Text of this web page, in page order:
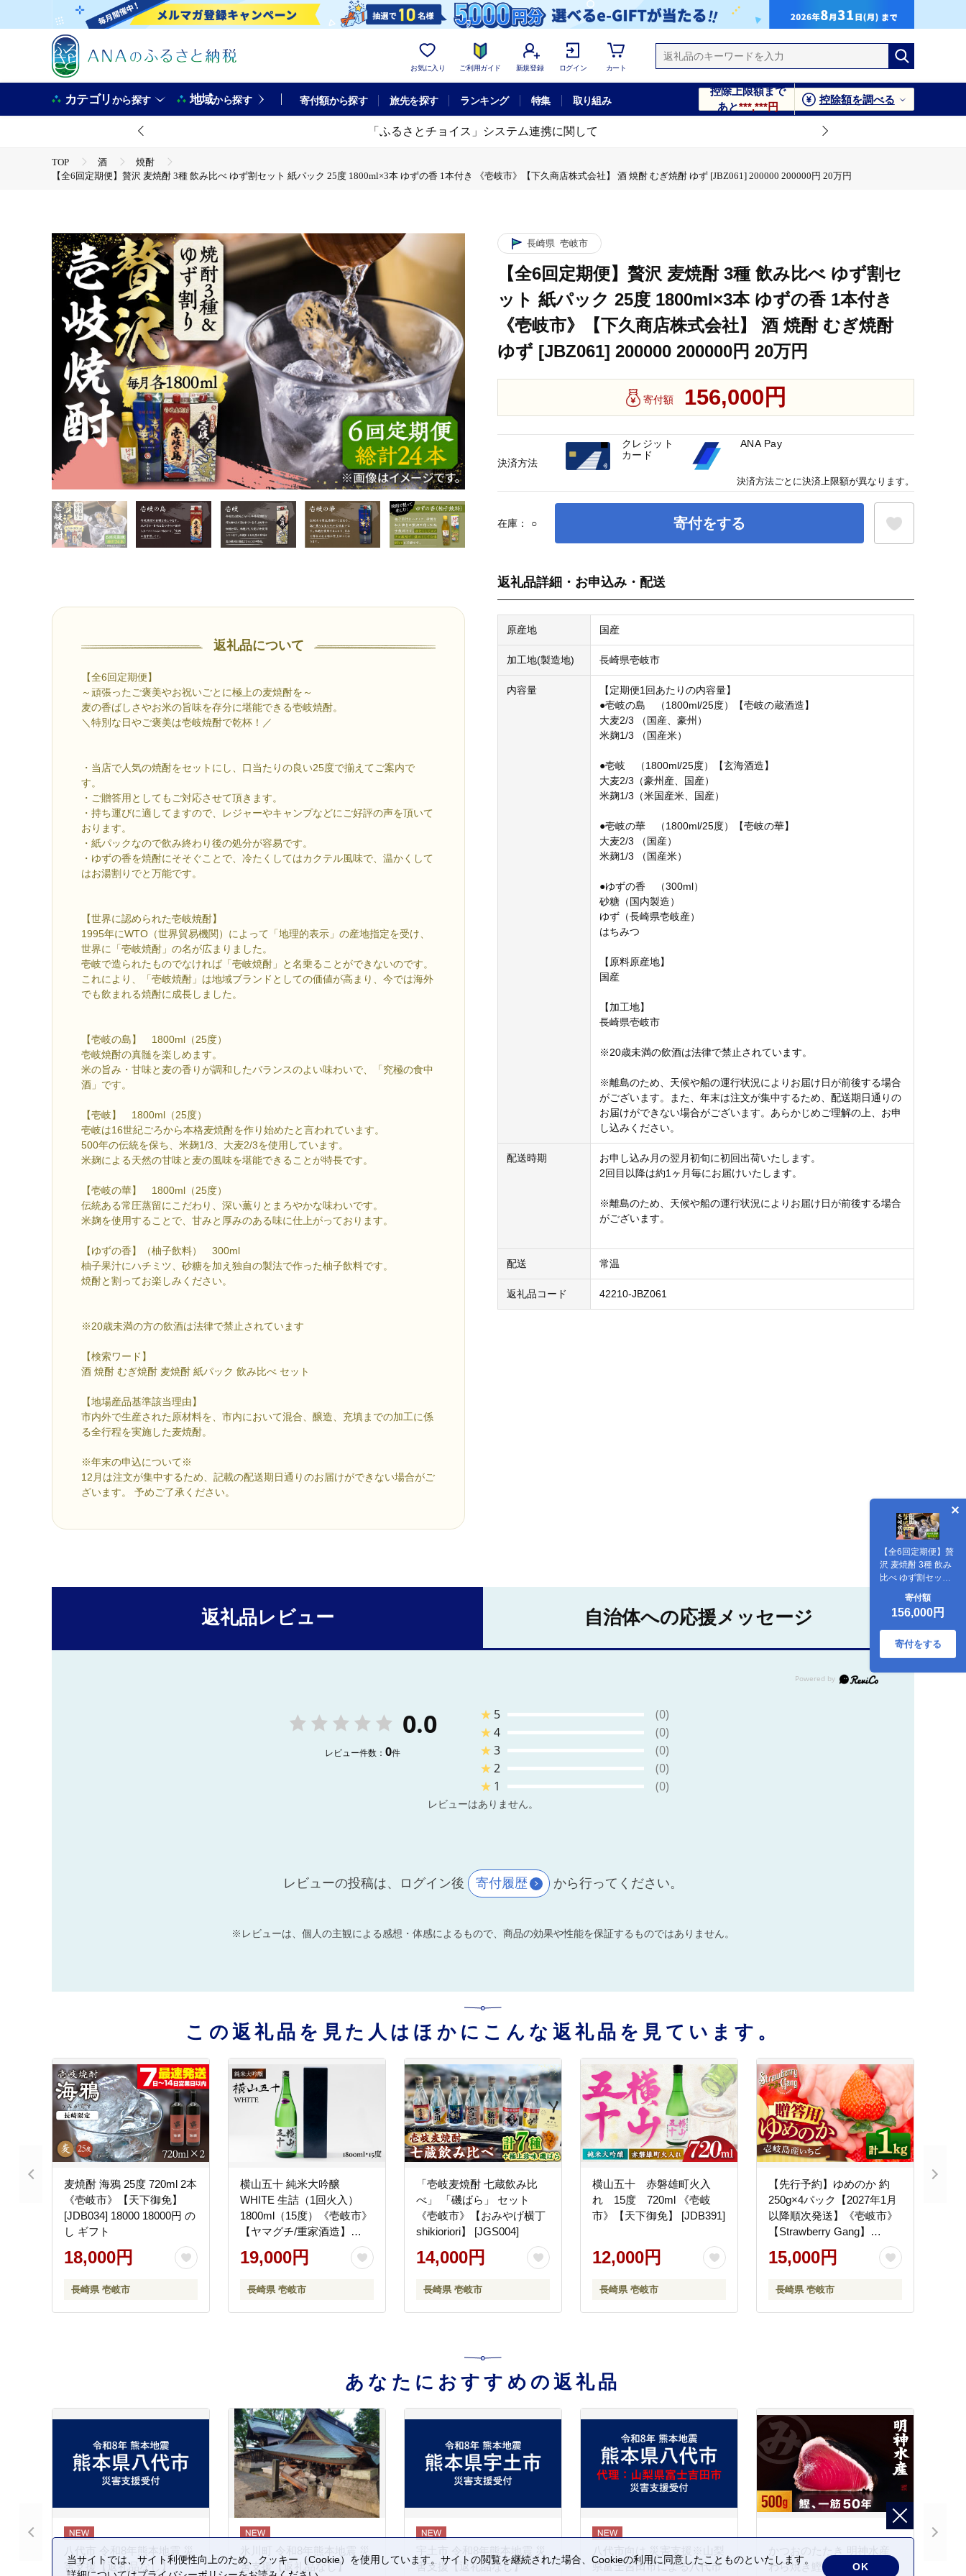
お気に入り ご利用ガイド 新規登録 ログイン カート
カテゴリから探す 地域から探す 寄付額から探す 旅先を探す ランキング 特集 取り組み
控除上限額まで
あと***,***円
控除額を調べる
「ふるさとチョイス」システム連携に関して
TOP 酒
焼酎
【全6回定期便】贅沢 麦焼酎 3種 飲み比べ ゆず割セット 紙パック 25度 1800ml×3本 ゆずの香 1本付き 《壱岐市》【下久商店株式会社】 酒 焼酎 むぎ焼酎 ゆず [JBZ061] 200000 200000円 20万円
返礼品について
【全6回定期便】
～頑張ったご褒美やお祝いごとに極上の麦焼酎を～
麦の香ばしさやお米の旨味を存分に堪能できる壱岐焼酎。
＼特別な日やご褒美は壱岐焼酎で乾杯！／
・当店で人気の焼酎をセットにし、口当たりの良い25度で揃えてご案内で
す。
・ご贈答用としてもご対応させて頂きます。
・持ち運びに適してますので、レジャーやキャンプなどにご好評の声を頂いて
おります。
・紙パックなので飲み終わり後の処分が容易です。
・ゆずの香を焼酎にそそぐことで、冷たくしてはカクテル風味で、温かくして
はお湯割りでと万能です。
【世界に認められた壱岐焼酎】
1995年にWTO（世界貿易機関）によって「地理的表示」の産地指定を受け、
世界に「壱岐焼酎」の名が広まりました。
壱岐で造られたものでなければ「壱岐焼酎」と名乗ることができないのです。
これにより、「壱岐焼酎」は地域ブランドとしての価値が高まり、今では海外
でも飲まれる焼酎に成長しました。
【壱岐の島】 1800ml（25度）
壱岐焼酎の真髄を楽しめます。
米の旨み・甘味と麦の香りが調和したバランスのよい味わいで、「究極の食中
酒」です。
【壱岐】 1800ml（25度）
壱岐は16世紀ごろから本格麦焼酎を作り始めたと言われています。
500年の伝統を保ち、米麹1/3、大麦2/3を使用しています。
米麹による天然の甘味と麦の風味を堪能できることが特長です。
【壱岐の華】 1800ml（25度）
伝統ある常圧蒸留にこだわり、深い薫りとまろやかな味わいです。
米麹を使用することで、甘みと厚みのある味に仕上がっております。
【ゆずの香】（柚子飲料） 300ml
柚子果汁にハチミツ、砂糖を加え独自の製法で作った柚子飲料です。
焼酎と割ってお楽しみください。
※20歳未満の方の飲酒は法律で禁止されています
【検索ワード】
酒 焼酎 むぎ焼酎 麦焼酎 紙パック 飲み比べ セット
【地場産品基準該当理由】
市内外で生産された原材料を、市内において混合、醸造、充填までの加工に係
る全行程を実施した麦焼酎。
※年末の申込について※
12月は注文が集中するため、記載の配送期日通りのお届けができない場合がご
ざいます。 予めご了承ください。
長崎県 壱岐市
【全6回定期便】贅沢 麦焼酎 3種 飲み比べ ゆず割セ
ット 紙パック 25度 1800ml×3本 ゆずの香 1本付き
《壱岐市》【下久商店株式会社】 酒 焼酎 むぎ焼酎
ゆず [JBZ061] 200000 200000円 20万円
寄付額 156,000円
在庫： ○ 寄付をする
【全6回定期便】贅
沢 麦焼酎 3種 飲み
比べ ゆず割セット
紙パック 25度
1800ml×3本 ゆずの
香 1本付き 《壱岐
市》【下久商店株
式会社】 酒 焼酎 む
ぎ焼酎 ゆず
寄付額
156,000円
寄付をする
返礼品詳細・お申込み・配送
原産地 国産
加工地(製造地) 長崎県壱岐市
内容量
【定期便1回あたりの内容量】
●壱岐の島 （1800ml/25度）【壱岐の蔵酒造】
大麦2/3 （国産、豪州）
米麹1/3 （国産米）
●壱岐 （1800ml/25度）【玄海酒造】
大麦2/3（豪州産、国産）
米麹1/3（米国産米、国産）
●壱岐の華 （1800ml/25度）【壱岐の華】
大麦2/3 （国産）
米麹1/3 （国産米）
●ゆずの香 （300ml）
砂糖（国内製造）
ゆず（長崎県壱岐産）
はちみつ
【原料原産地】
国産
【加工地】
長崎県壱岐市
※20歳未満の飲酒は法律で禁止されています。
※離島のため、天候や船の運行状況によりお届け日が前後する場合
がございます。また、年末は注文が集中するため、配送期日通りの
お届けができない場合がございます。あらかじめご理解の上、お申
し込みください。
配送時期
お申し込み月の翌月初旬に初回出荷いたします。
2回目以降は約1ヶ月毎にお届けいたします。
※離島のため、天候や船の運行状況によりお届け日が前後する場合
がございます。
配送 常温
返礼品コード 42210-JBZ061
決済方法
クレジット
カード
ANA Pay
決済方法ごとに決済上限額が異なります。
返礼品レビュー 自治体への応援メッセージ
0.0
レビュー件数： 0件
★ 5
(0)
★4
(0)
★3
(0)
★2
(0)
★ 1 (0)
レビューはありません。
レビューの投稿は、ログイン後 寄付履歴 から行ってください。
※レビューは、個人の主観による感想・体感によるもので、商品の効果や性能を保証するものではありません。
この返礼品を見た人はほかにこんな返礼品を見ています。
麦焼酎 海鴉 25度 720ml 2本
《壱岐市》【天下御免】
[JDB034] 18000 18000円 の
し ギフト
18,000円
長崎県 壱岐市
横山五十 純米大吟醸
WHITE 生詰（1回火入）
1800ml（15度）《壱岐市》
【ヤマグチ/重家酒造】
[JCG002] 酒 お酒 日本酒 大
吟醸 1本 ギフト 敬老の日
19000円 のし プレゼント
ギフト
19,000円
長崎県 壱岐市
「壱岐麦焼酎 七蔵飲み比
べ」 「磯ばら」 セット
《壱岐市》【おみやげ横丁
shikioriori】 [JGS004]
14,000円
長崎県 壱岐市
横山五十 赤磐雄町火入
れ 15度 720ml 《壱岐
市》【天下御免】 [JDB391]
12,000円
長崎県 壱岐市
【先行予約】ゆめのか 約
250g×4パック【2027年1月
以降順次発送】《壱岐市》
【Strawberry Gang】
[JEM001] セット いちご イ
チゴ 苺 定期便 果物 フルー
円
15,000円
長崎県 壱岐市
あなたにおすすめの返礼品
八代市 令和8年熊本地震 災
害支援【返礼品なし】
氷川町 令和8年熊本地震 災
害支援【返礼品なし】
宇土市 令和8年熊本地震 災
害支援【返礼品なし】
八代市向け 災害支援※山梨
県富士吉田市による八代市
かつおのたたき 明神水産
わら焼き鰹 500g 鰹 カツオ
当サイトでは、サイト利便性向上のため、クッキー（Cookie）を使用しています。サイトの閲覧を継続された場合、Cookieの利用に同意したことものといたします。
OK